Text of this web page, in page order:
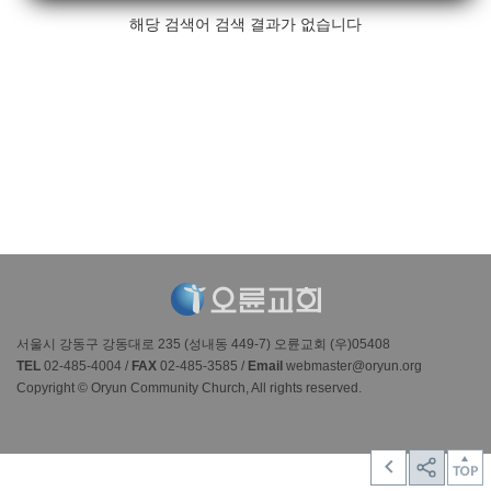
해당 검색어 검색 결과가 없습니다
서울시 강동구 강동대로 235 (성내동 449-7) 오륜교회 (우)05408
TEL 02-485-4004 / FAX 02-485-3585 / Email webmaster@oryun.org
Copyright © Oryun Community Church, All rights reserved.